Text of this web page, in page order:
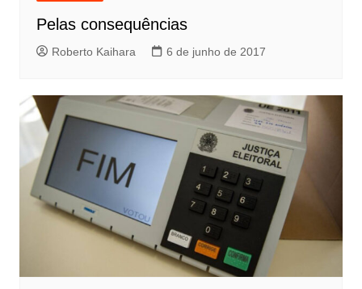
Pelas consequências
Roberto Kaihara 6 de junho de 2017